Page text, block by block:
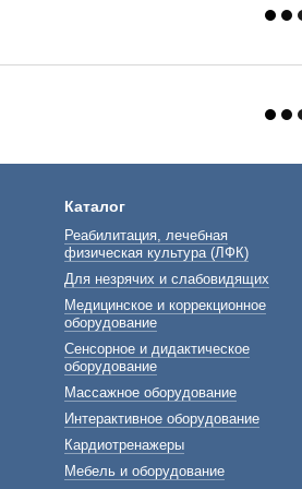
Каталог
Реабилитация, лечебная
физическая культура (ЛФК)
Для незрячих и слабовидящих
Медицинское и коррекционное
оборудование
Сенсорное и дидактическое
оборудование
Массажное оборудование
Интерактивное оборудование
Кардиотренажеры
Мебель и оборудование